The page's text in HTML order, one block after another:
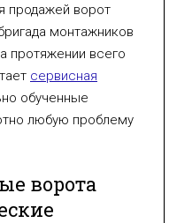
продажей ворот
монтажников
протяжении всего
сервисная
обученные
любую проблему
ворота